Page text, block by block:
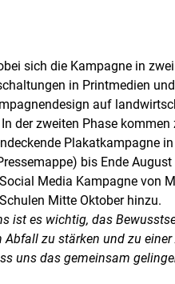
sich die Kampagne in
in Printmedien
auf
der zweiten Phase kommen
Plakatkampagne
bis Ende
Media Kampagne von
Mitte Oktober hinzu.
ist es wichtig, das
zu stärken und zu einer
uns das gemeinsam